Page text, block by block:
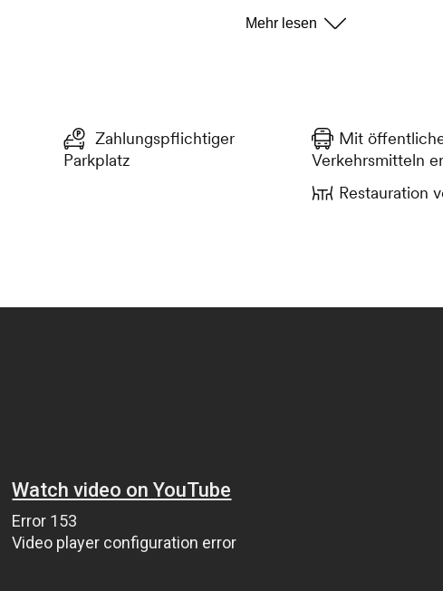
sich die Athleten und Zuschauer am Ende des Tages
Parkplatz
Mit
Verkehrsmitteln
Restauration